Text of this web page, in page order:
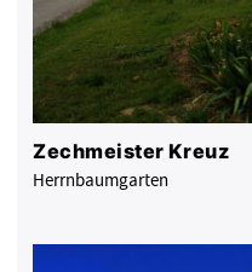
Zechmeister Kreuz
Herrnbaumgarten